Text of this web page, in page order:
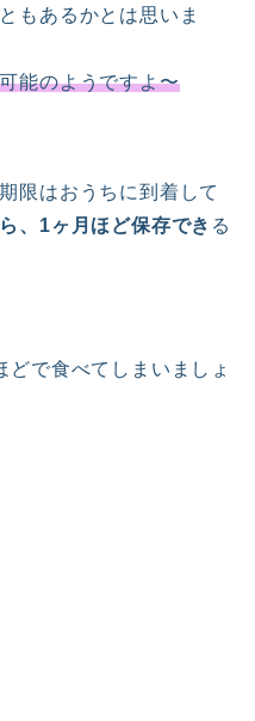
もあるかとは思いま
能のようですよ〜
限はおうちに到着して
、1ヶ月ほど保存でき る
どで食べてしまいましょ